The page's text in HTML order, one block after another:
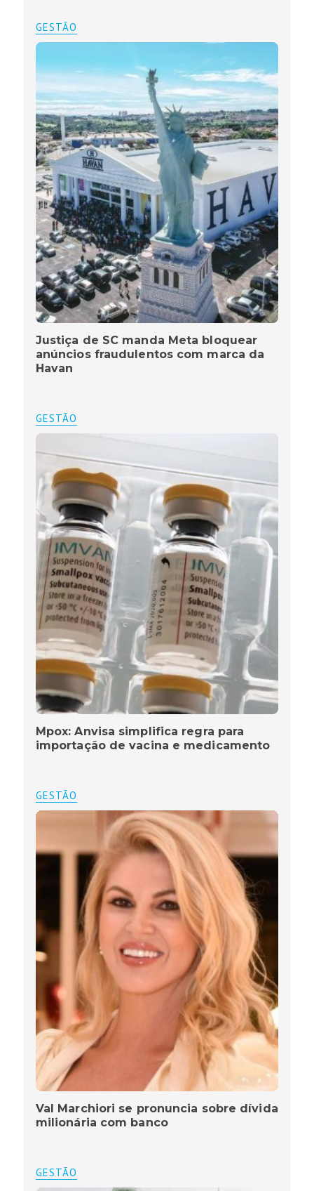
GESTÃO
Justiça de SC manda Meta bloquear
anúncios fraudulentos com marca da
Havan
GESTÃO
Mpox: Anvisa simplifica regra para
importação de vacina e medicamento
GESTÃO
Val Marchiori se pronuncia sobre dívida
milionária com banco
GESTÃO